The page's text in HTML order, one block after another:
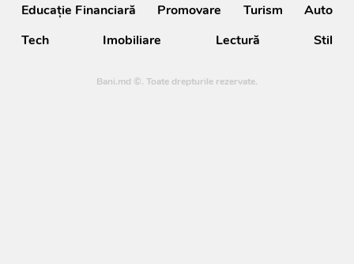
Educație Financiară
Promovare Turism
Auto
Tech
Imobiliare Lectură Stil
Bani.md ©. Toate drepturile rezervate.